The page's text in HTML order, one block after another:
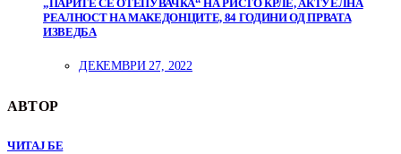
„ПАРИТЕ СЕ ОТЕПУВАЧКА“ НА РИСТО КРЛЕ, АКТУЕЛНА
РЕАЛНОСТ НА МАКЕДОНЦИТЕ, 84 ГОДИНИ ОД ПРВАТА
ИЗВЕДБА
ДЕКЕМВРИ 27, 2022
АВТОР
ЧИТАЈ БЕ